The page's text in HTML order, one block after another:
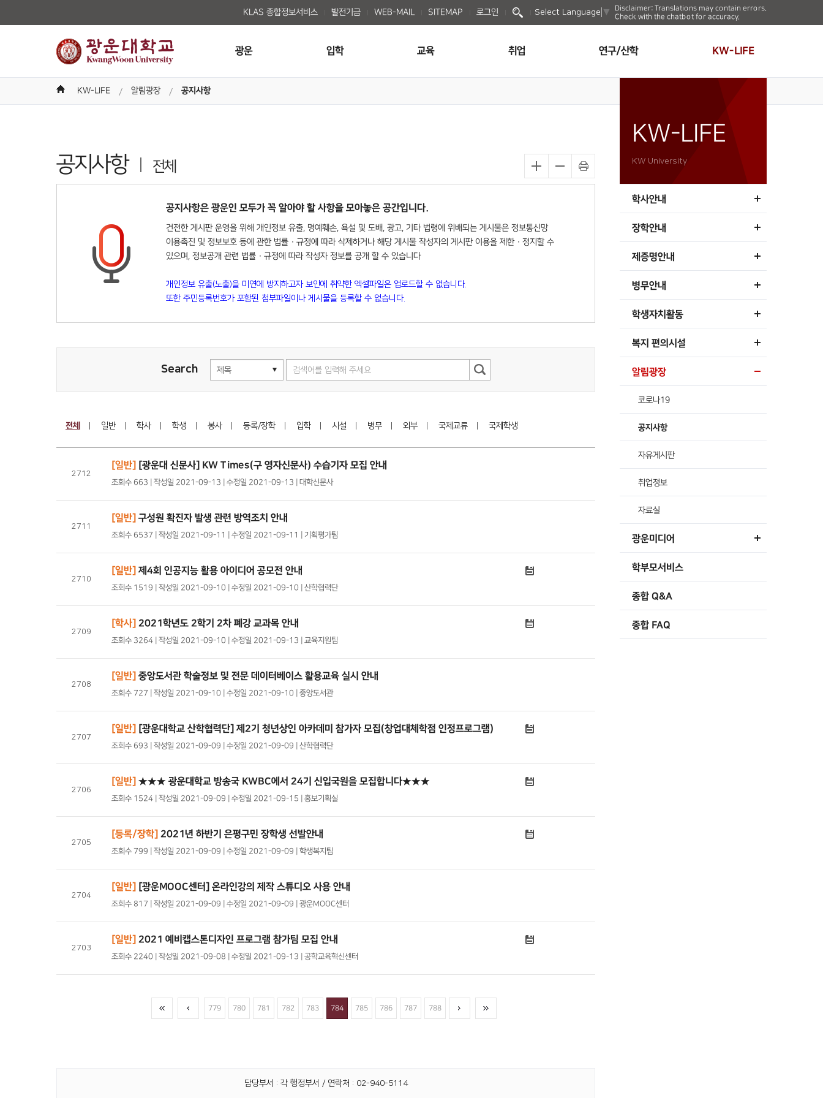
KLAS 종합정보서비스 발전기금 WEB-MAIL SITEMAP 로그인 Select Language ▼
Disclaimer: Translations may contain errors.
Check with the chatbot for accuracy.
광운 입학 교육 취업 연구/산학 KW-LIFE
KW-LIFE 알림광장 공지사항
공지사항 전체
공지사항은 광운인 모두가 꼭 알아야 할 사항을 모아놓은 공간입니다.
건전한 게시판 운영을 위해 개인정보 유출, 명예훼손, 욕설 및 도배, 광고, 기타 법령에 위배되는 게시물은 정보통신망
이용촉진 및 정보보호 등에 관한 법률 · 규정에 따라 삭제하거나 해당 게시물 작성자의 게시판 이용을 제한 · 정지할 수
있으며, 정보공개 관련 법률 · 규정에 따라 작성자 정보를 공개 할 수 있습니다
개인정보 유출(노출)을 미연에 방지하고자 보안에 취약한 엑셀파일은 업로드할 수 없습니다.
또한 주민등록번호가 포함된 첨부파일이나 게시물을 등록할 수 없습니다.
Search
전체 일반 학사 학생 봉사 등록/장학 입학 시설 병무 외부 국제교류 국제학생
2712
[일반] [광운대 신문사] KW Times(구 영자신문사) 수습기자 모집 안내
조회수 663 | 작성일 2021-09-13 | 수정일 2021-09-13 | 대학신문사
2711
[일반] 구성원 확진자 발생 관련 방역조치 안내
조회수 6537 | 작성일 2021-09-11 | 수정일 2021-09-11 | 기획평가팀
2710
[일반] 제4회 인공지능 활용 아이디어 공모전 안내
조회수 1519 | 작성일 2021-09-10 | 수정일 2021-09-10 | 산학협력단
2709
[학사] 2021학년도 2학기 2차 폐강 교과목 안내
조회수 3264 | 작성일 2021-09-10 | 수정일 2021-09-13 | 교육지원팀
2708
[일반] 중앙도서관 학술정보 및 전문 데이터베이스 활용교육 실시 안내
조회수 727 | 작성일 2021-09-10 | 수정일 2021-09-10 | 중앙도서관
2707
[일반] [광운대학교 산학협력단] 제2기 청년상인 아카데미 참가자 모집(창업대체학점 인정프로그램)
조회수 693 | 작성일 2021-09-09 | 수정일 2021-09-09 | 산학협력단
2706
[일반] ★★★ 광운대학교 방송국 KWBC에서 24기 신입국원을 모집합니다★★★
조회수 1524 | 작성일 2021-09-09 | 수정일 2021-09-15 | 홍보기획실
2705
[등록/장학] 2021년 하반기 은평구민 장학생 선발안내
조회수 799 | 작성일 2021-09-09 | 수정일 2021-09-09 | 학생복지팀
2704
[일반] [광운MOOC센터] 온라인강의 제작 스튜디오 사용 안내
조회수 817 | 작성일 2021-09-09 | 수정일 2021-09-09 | 광운MOOC센터
2703
[일반] 2021 예비캡스톤디자인 프로그램 참가팀 모집 안내
조회수 2240 | 작성일 2021-09-08 | 수정일 2021-09-13 | 공학교육혁신센터
779 780 781 782 783 784 785 786 787 788
담당부서 : 각 행정부서 / 연락처 : 02-940-5114
KW-LIFE
KW University
학사안내
장학안내
제증명안내
병무안내
학생자치활동
복지 편의시설
알림광장
코로나19
공지사항
자유게시판
취업정보
자료실
광운미디어
학부모서비스
종합 Q&A
종합 FAQ